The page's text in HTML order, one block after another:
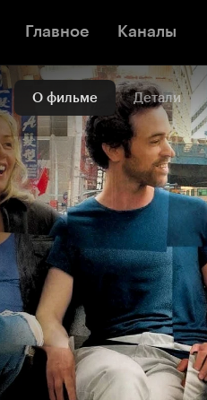
Главное Каналы
О фильме Детали